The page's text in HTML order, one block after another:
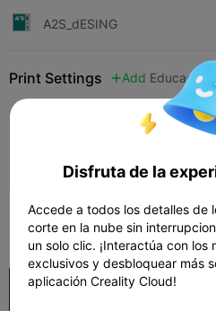
A2S_dESING
Print Settings  Add Educación
Añadir
Gana más
Disfruta de la
Accede a todos los detalles de
corte en la nube sin
un solo clic. ¡Interactúa con
exclusivos y desbloquear más
aplicación Creality Cloud!